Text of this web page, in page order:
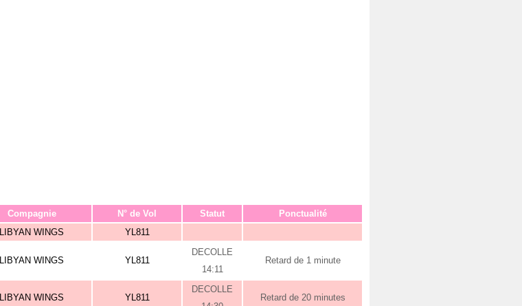
Compagnie N° de Vol Statut
Ponctualité
LIBYAN WINGS YL811
LIBYAN WINGS YL811
DECOLLE
14:11
Retard de 1 minute
LIBYAN WINGS YL811
DECOLLE
Retard de 20 minutes